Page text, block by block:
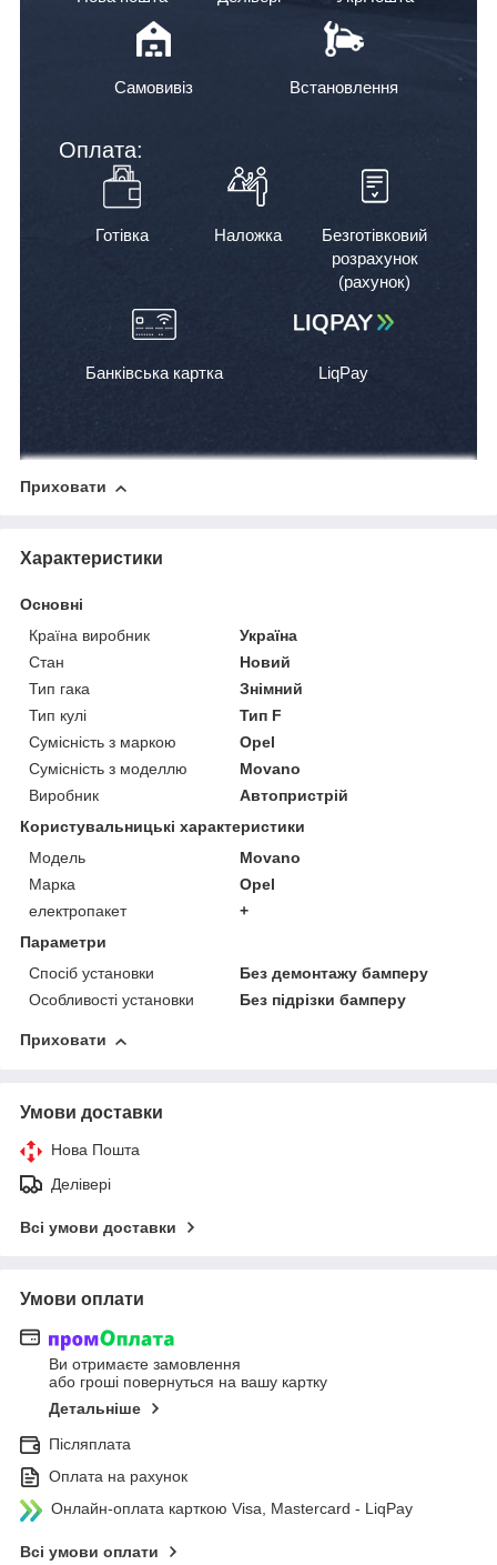
Самовивіз Встановлення
Оплата:
Готівка Наложка
Безготівковий
розрахунок
(рахунок)
Банківська картка LiqPay
Приховати
Характеристики
Основні
Країна виробник
Україна
Стан
Новий
Тип гака
Знімний
Тип кулі
Тип F
Сумісність з маркою
Opel
Сумісність з моделлю
Movano
Виробник
Автопристрій
Користувальницькі характеристики
Модель
Movano
Марка
Opel
електропакет
+
Параметри
Спосіб установки
Без демонтажу бамперу
Особливості установки
Без підрізки бамперу
Приховати
Умови доставки
Нова Пошта
Делівері
Всі умови доставки
Умови оплати
Ви отримаєте замовлення
або гроші повернуться на вашу картку
Детальніше
Післяплата
Оплата на рахунок
Онлайн-оплата карткою Visa, Mastercard - LiqPay
Всі умови оплати